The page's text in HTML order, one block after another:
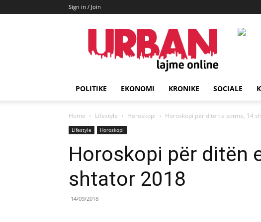
Sign in / Join
URBAN
Lajme
POLITIKE EKONOMI KRONIKE SOCIALE
Home Lifestyle Horoskopi Horoskopi për ditën e sotme, 14
Lifestyle Horoskopi
Horoskopi për ditën
shtator 2018
14/09/2018